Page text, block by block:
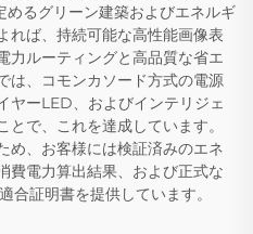
るグリーン建築およびエネルギ
れば、持続可能な高性能画像表
力ルーティングと高品質な省エ
は、コモンカソード方式の電源
ヤーLED、およびインテリジェ
で、これを達成しています。
め、お客様には検証済みのエネ
費電力算出結果、および正式な
合証明書を提供しています。